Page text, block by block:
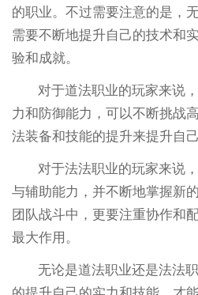
的职业。不过需要注意的是，
需要不断地提升自己的技术和
验和成就。
对于道法职业的玩家来说
力和防御能力，可以不断挑战
法装备和技能的提升来提升自己
对于法法职业的玩家来说
与辅助能力，并不断地掌握新
团队战斗中，更要注重协作和
最大作用。
无论是道法职业还是法法